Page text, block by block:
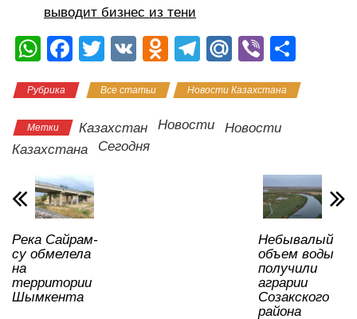
выводит бизнес из тени
W
at
s
A
p
p
F
c
e
b
o
o
k
T
tt
er
V
O
n
o
T
e
gr
M
.R
u
Vi
er р
и
ть
Рубрика Все статьи Новости Казахстана
Метки Казахстан Новости
Новости
Казахстана
Сегодня
Река Сайрам-
су обмелела
на
территории
Шымкента
Небывалый
объем воды
получили
аграрии
Созакского
района